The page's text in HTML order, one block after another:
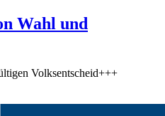
Wahl und
Volksentscheid+++